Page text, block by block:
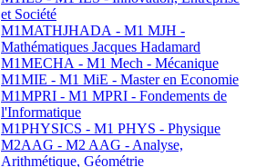
et Société
M1MATHJHADA - M1 MJH -
Mathématiques Jacques Hadamard
M1MECHA - M1 Mech - Mécanique
M1MIE - M1 MiE - Master en Economie
M1MPRI - M1 MPRI - Fondements de
l'Informatique
M1PHYSICS - M1 PHYS - Physique
M2AAG - M2 AAG - Analyse,
Arithmétique, Géométrie